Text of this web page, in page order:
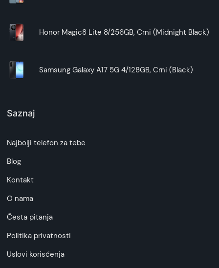
Honor Magic8 Lite 8/256GB, Crni (Midnight Black)
Samsung Galaxy A17 5G 4/128GB, Crni (Black)
Saznaj
Najbolji telefon za tebe
Blog
Kontakt
O nama
Česta pitanja
Politika privatnosti
Uslovi korisćenja